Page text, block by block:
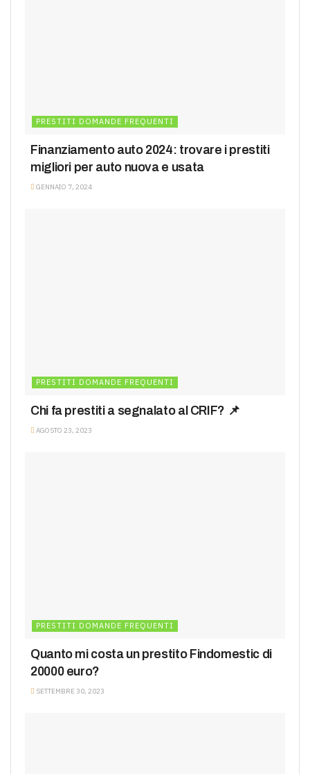
PRESTITI DOMANDE FREQUENTI
Finanziamento auto 2024: trovare i prestiti
migliori per auto nuova e usata
GENNAIO 7, 2024
PRESTITI DOMANDE FREQUENTI
Chi fa prestiti a segnalato al CRIF? 📌
AGOSTO 23, 2023
PRESTITI DOMANDE FREQUENTI
Quanto mi costa un prestito Findomestic di
20000 euro?
SETTEMBRE 30, 2023